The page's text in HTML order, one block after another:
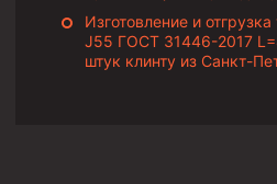
Фрезеры кольцевые
Фрезеры-долота торцевые
Изготовление и
J55 ГОСТ 31446-2017
штук клинту из Санкт-